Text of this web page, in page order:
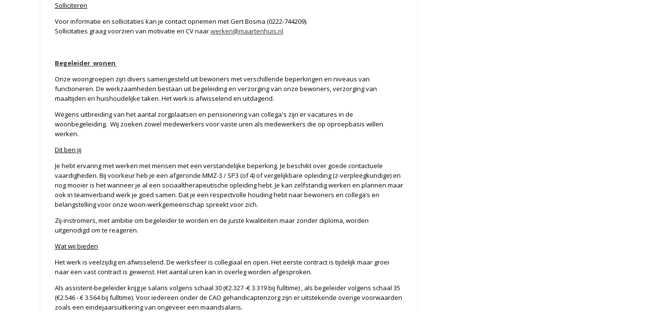
Solliciteren
Voor informatie en sollicitaties kan je contact opnemen met Gert Bosma (0222-744209).
Sollicitaties graag voorzien van motivatie en CV naarwerken@maartenhuis.nl
Begeleider wonen
Onze woongroepen zijn divers samengesteld uit bewoners met verschillende beperkingen en niveaus van
functioneren. De werkzaamheden bestaan uit begeleiding en verzorging van onze bewoners, verzorging van
maaltijden en huishoudelijke taken. Het werk is afwisselend en uitdagend.
Wegens uitbreiding van het aantal zorgplaatsen en pensionering van collega's zijn er vacatures in de
woonbegeleiding. Wij zoeken zowel medewerkers voor vaste uren als medewerkers die op oproepbasis willen
werken.
Dit ben jij
Je hebt ervaring met werken met mensen met een verstandelijke beperking. Je beschikt over goede contactuele
vaardigheden. Bij voorkeur heb je een afgeronde MMZ-3 / SP3 (of 4) of vergelijkbare opleiding (z-verpleegkundige) en
nog mooier is het wanneer je al een sociaaltherapeutische opleiding hebt. Je kan zelfstandig werken en plannen maar
ook in teamverband werk je goed samen. Dat je een respectvolle houding hebt naar bewoners en collega’s en
belangstelling voor onze woon-werkgemeenschap spreekt voor zich.
Zij-instromers, met ambitie om begeleider te worden en de juiste kwaliteiten maar zonder diploma, worden
uitgenodigd om te reageren.
Wat wij bieden
Het werk is veelzijdig en afwisselend. De werksfeer is collegiaal en open. Het eerste contract is tijdelijk maar groei
naar een vast contract is gewenst. Het aantal uren kan in overleg worden afgesproken.
Als assistent-begeleider krijg je salaris volgens schaal 30 (€2.327 -€ 3.319 bij fulltime) , als begeleider volgens schaal 35
(€2.546 - € 3.564 bij fulltime). Voor iedereen onder de CAO gehandicaptenzorg zijn er uitstekende overige voorwaarden
zoals een eindejaarsuitkering van ongeveer een maandsalaris.